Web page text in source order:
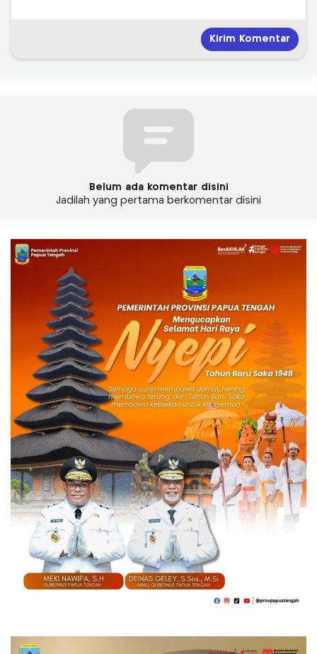
Belum ada komentar disini
Jadilah yang pertama berkomentar disini